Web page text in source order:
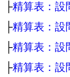
├精算表：設
├精算表：設
├精算表：設
├精算表：設